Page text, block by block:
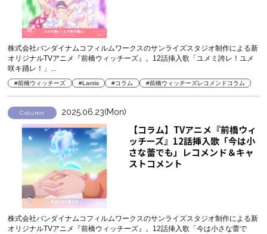
株式会社バンダイナムコフィルムワークスのサンライズスタジオ制作による新
オリジナルTVアニメ『前橋ウィッチーズ』。12話挿入歌「ユメミ誇レ！ユメ
咲キ踊レ！」...
#前橋ウィッチーズ #Lantis #コラム #前橋ウィッチーズレコメンドコラム
Column 2025.06.23(Mon)
【コラム】TVアニメ『前橋ウィ
ッチーズ』12話挿入歌「今は小
さな蕾でも」レコメンド＆キャ
ストコメント
株式会社バンダイナムコフィルムワークスのサンライズスタジオ制作による新
オリジナルTVアニメ『前橋ウィッチーズ』。12話挿入歌「今は小さな蕾で